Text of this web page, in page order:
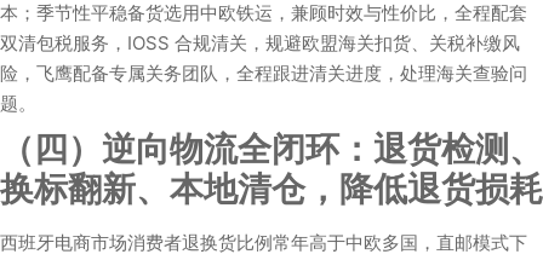
本；季节性平稳备货选用中欧铁运，兼顾时效与性价比，全程配套
双清包税服务，IOSS 合规清关，规避欧盟海关扣货、关税补缴风
险，飞鹰配备专属关务团队，全程跟进清关进度，处理海关查验问
题。
（四）逆向物流全闭环：退货检测、
换标翻新、本地清仓，降低退货损耗
西班牙电商市场消费者退换货比例常年高于中欧多国，直邮模式下